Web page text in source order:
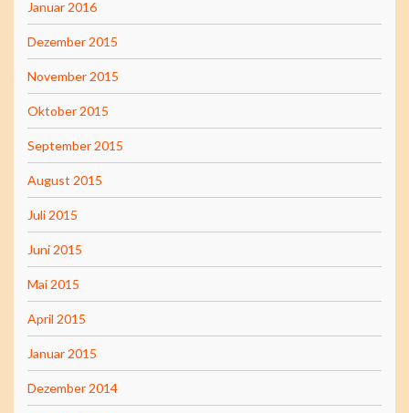
Januar 2016
Dezember 2015
November 2015
Oktober 2015
September 2015
August 2015
Juli 2015
Juni 2015
Mai 2015
April 2015
Januar 2015
Dezember 2014